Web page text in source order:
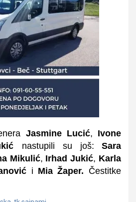
Jasmine Lucić, Ivone
nastupili su još:
Sara
Mikulić, Irhad Jukić, Karla
i Mia Žaper. Čestitke